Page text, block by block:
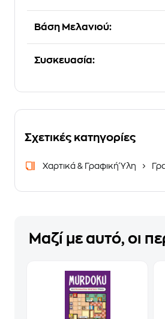
Βάση Μελανιού:
Συσκευασία:
Σχετικές κατηγορίες
Χαρτικά & Γραφική Ύλη
Μαζί με αυτό, οι